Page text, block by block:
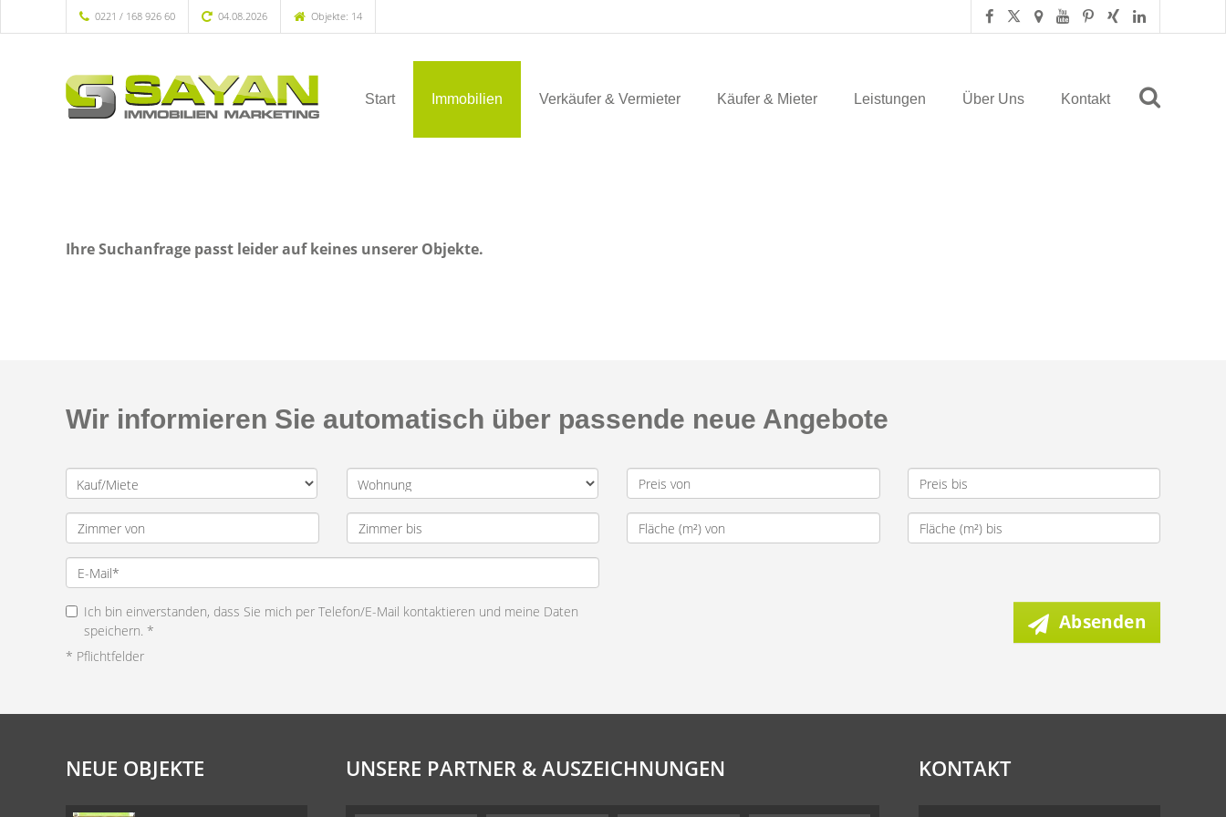
0221 / 168 926 60 04.08.2026 Objekte: 14
Start Immobilien Verkäufer & Vermieter Käufer & Mieter Leistungen Über Uns Kontakt
Ihre Suchanfrage passt leider auf keines unserer Objekte.
Wir informieren Sie automatisch über passende neue Angebote
Ich bin einverstanden, dass Sie mich per Telefon/E-Mail kontaktieren und meine Daten
speichern. *
* Pflichtfelder
Absenden
NEUE OBJEKTE UNSERE PARTNER & AUSZEICHNUNGEN KONTAKT